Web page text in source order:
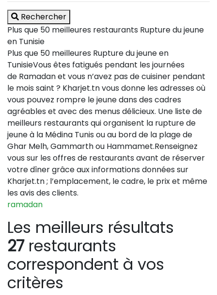
Rechercher
Plus que 50 meilleures restaurants Rupture du jeune
en Tunisie
Plus que 50 meilleures Rupture du jeune en
TunisieVous êtes fatigués pendant les journées
de Ramadan et vous n’avez pas de cuisiner pendant
le mois saint ? Kharjet.tn vous donne les adresses où
vous pouvez rompre le jeune dans des cadres
agréables et avec des menus délicieux. Une liste de
meilleurs restaurants qui organisent la rupture de
jeune à la Médina Tunis ou au bord de la plage de
Ghar Melh, Gammarth ou Hammamet.Renseignez
vous sur les offres de restaurants avant de réserver
votre dîner grâce aux informations données sur
Kharjet.tn ; l’emplacement, le cadre, le prix et même
les avis des clients.
ramadan
Les meilleurs résultats
27restaurants
correspondent à vos
critères